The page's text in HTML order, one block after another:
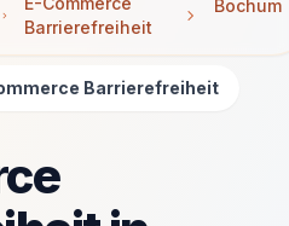
Barrierefreiheit
Bochum
Barrierefreiheit